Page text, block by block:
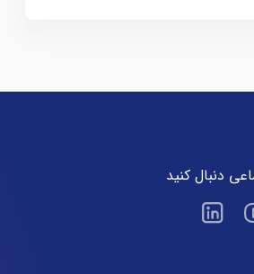
دنبال کنید